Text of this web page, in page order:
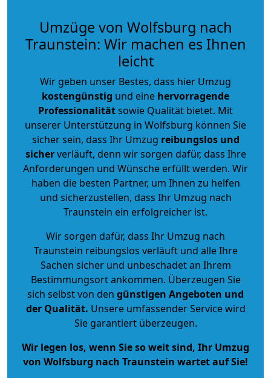
Umzüge von Wolfsburg nach
Traunstein: Wir machen es Ihnen
leicht
Wir geben unser Bestes, dass hier Umzug
kostengünstig und eine hervorragende
Professionalitätsowie Qualität bietet. Mit
unserer Unterstützung in Wolfsburg können Sie
sicher sein, dass Ihr Umzug reibungslos und
sicherverläuft, denn wir sorgen dafür, dass Ihre
Anforderungen und Wünsche erfüllt werden. Wir
haben die besten Partner, um Ihnen zu helfen
und sicherzustellen, dass Ihr Umzug nach
Traunstein ein erfolgreicher ist.
Wir sorgen dafür, dass Ihr Umzug nach
Traunstein reibungslos verläuft und alle Ihre
Sachen sicher und unbeschadet an Ihrem
Bestimmungsort ankommen. Überzeugen Sie
sich selbst von den günstigen Angeboten und
der Qualität. Unsere umfassender Service wird
Sie garantiert überzeugen.
Wir legen los, wenn Sie so weit sind, Ihr Umzug
von Wolfsburg nach Traunstein wartet auf Sie!